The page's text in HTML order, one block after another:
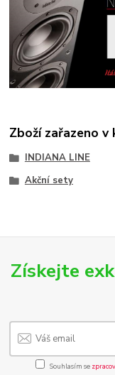
Zboží zařazeno v
INDIANA LINE
Akční sety
Získejte
Souhlasím se